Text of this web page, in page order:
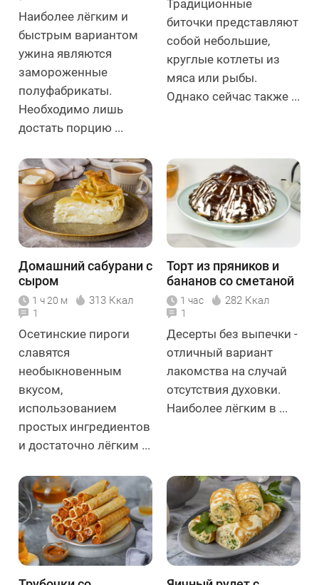
Наиболее лёгким и
быстрым вариантом
ужина являются
замороженные
полуфабрикаты.
Необходимо лишь
достать порцию ...
Традиционные
биточки представляют
собой небольшие,
круглые котлеты из
мяса или рыбы.
Однако сейчас также ...
Домашний сабурани с
сыром
1 ч 20 м 313 Ккал
1
Осетинские пироги
славятся
необыкновенным
вкусом,
использованием
простых ингредиентов
и достаточно лёгким ...
Торт из пряников и
бананов со сметаной
1 час 282 Ккал
1
Десерты без выпечки -
отличный вариант
лакомства на случай
отсутствия духовки.
Наиболее лёгким в ...